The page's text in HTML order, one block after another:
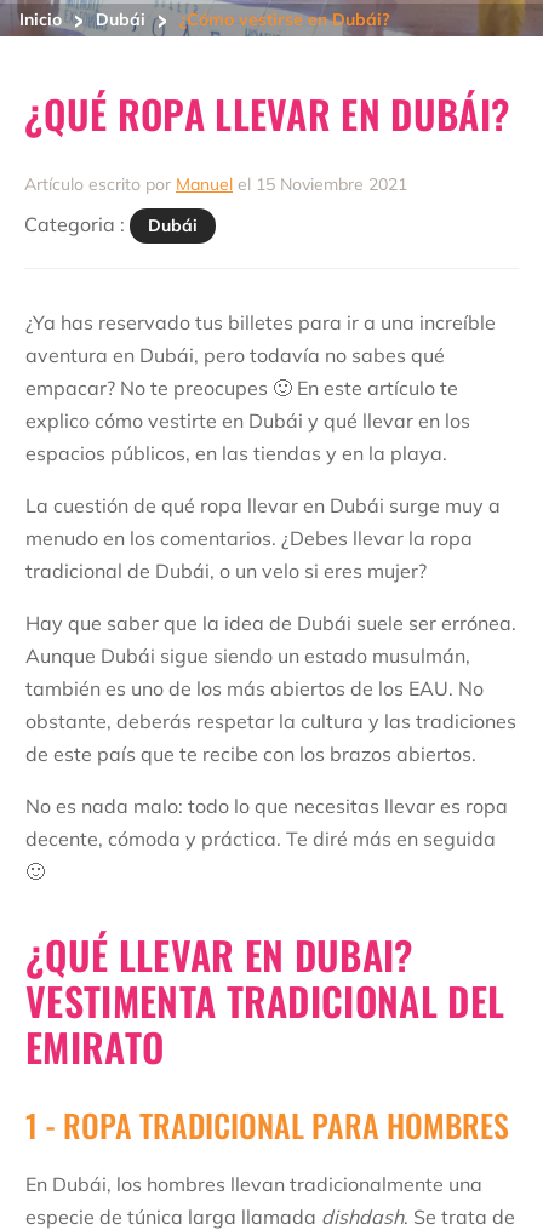
Inicio > Dubái > ¿Cómo vestirse en Dubái?
¿QUÉ ROPA LLEVAR EN DUBÁI?
Artículo escrito por Manuel el 15 Noviembre 2021
Categoria : Dubái
¿Ya has reservado tus billetes para ir a una increíble
aventura en Dubái, pero todavía no sabes qué
empacar? No te preocupes 🙂 En este artículo te
explico cómo vestirte en Dubái y qué llevar en los
espacios públicos, en las tiendas y en la playa.
La cuestión de qué ropa llevar en Dubái surge muy a
menudo en los comentarios. ¿Debes llevar la ropa
tradicional de Dubái, o un velo si eres mujer?
Hay que saber que la idea de Dubái suele ser errónea.
Aunque Dubái sigue siendo un estado musulmán,
también es uno de los más abiertos de los EAU. No
obstante, deberás respetar la cultura y las tradiciones
de este país que te recibe con los brazos abiertos.
No es nada malo: todo lo que necesitas llevar es ropa
decente, cómoda y práctica. Te diré más en seguida
🙂
¿QUÉ LLEVAR EN DUBAI?
VESTIMENTA TRADICIONAL DEL
EMIRATO
1 - ROPA TRADICIONAL PARA HOMBRES
En Dubái, los hombres llevan tradicionalmente una
especie de túnica larga llamada dishdash. Se trata de